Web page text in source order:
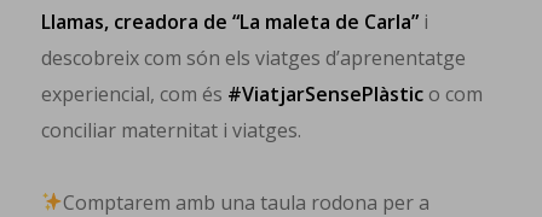
Llamas, creadora de “La maleta de Carla”i
descobreix com són els viatges d’aprenentatge
experiencial, com és #ViatjarSensePlàstico com
conciliar maternitat i viatges.
Comptarem amb una taula rodona per a